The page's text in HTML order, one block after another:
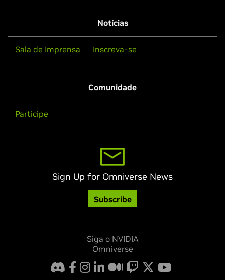
Notícias
Sala de Imprensa Inscreva-se
Comunidade
Participe
Sign Up for Omniverse News
Subscribe
Siga o NVIDIA
Omniverse